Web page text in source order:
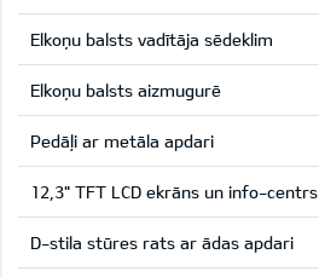
Elkoņu balsts vadītāja sēdeklim
Elkoņu balsts aizmugurē
Pedāļi ar metāla apdari
12,3" TFT LCD ekrāns un info-centrs
D-stila stūres rats ar ādas apdari